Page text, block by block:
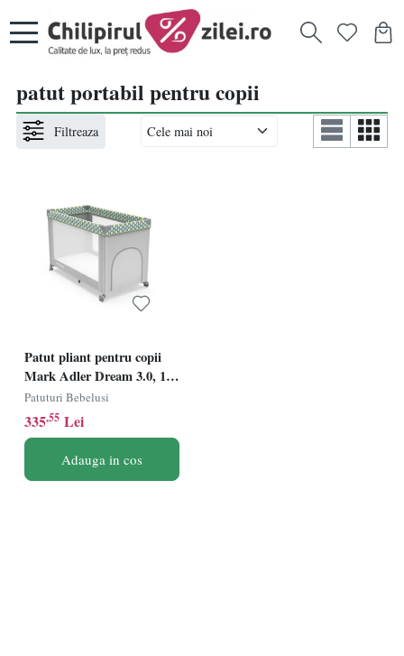
patut portabil pentru copii
Filtreaza
Patut pliant pentru copii
Mark Adler Dream 3.0, 125
cm
Patuturi Bebelusi
335,55 Lei
Adauga in cos